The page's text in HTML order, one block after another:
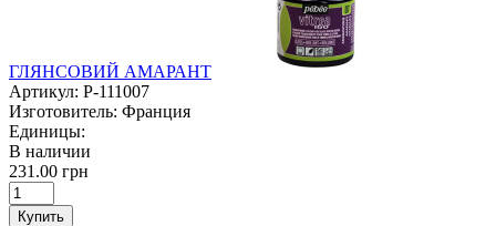
ГЛЯНСОВИЙ АМАРАНТ
Артикул: P-111007
Изготовитель: Франция
Единицы:
В наличии
231.00 грн
Купить